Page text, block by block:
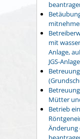
mit
Anlage,
JGS-
Mütter
Betrieb
Änderung